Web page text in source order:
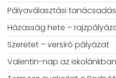
Pályaválasztási tanácsadás
Házasság hete –
Szeretet – versíró pályázat
Valentin-nap az iskolánkban